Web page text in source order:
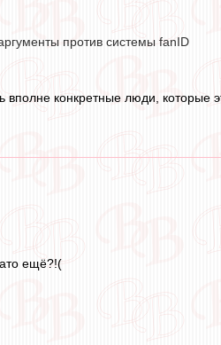
против системы fanID
вполне конкретные люди, которые
ещё?!(